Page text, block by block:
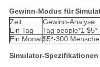
Gewinn-Modus für
Zeit
Gewinn-Analyse
Ein Tag
Tag people*1 $5*
Ein Monat$5*-300
Simulator-Spezifikationen